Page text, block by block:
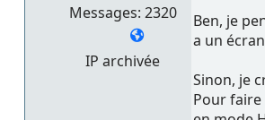
Messages: 2320
IP archivée
Ben, je
a un
Sinon, je
Pour faire